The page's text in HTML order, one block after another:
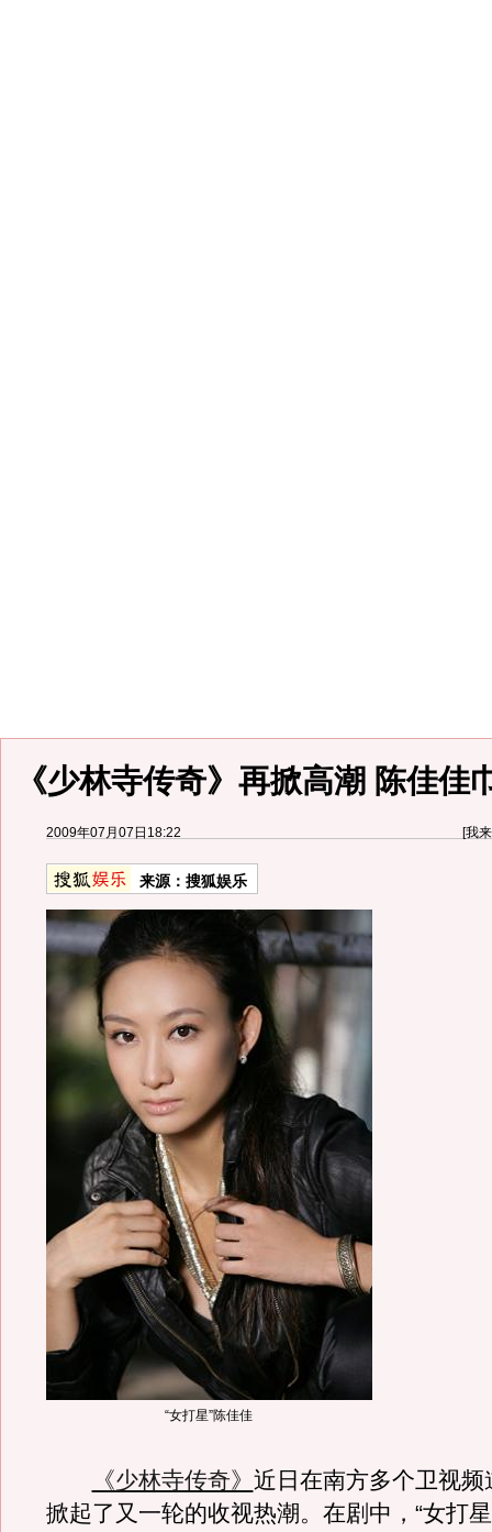
《少林寺传奇》再掀高潮 陈佳佳
2009年07月07日18:22 [我
来源： 搜狐娱乐
“女打星”陈佳佳
《少林寺传奇》 近日在南方多个卫视频
掀起了又一轮的收视热潮。在剧中，“女打